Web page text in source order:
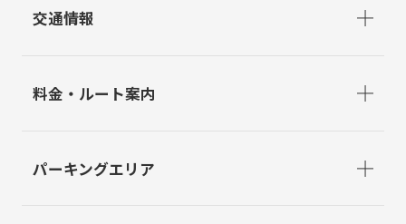
交通情報
料金・ルート案内
パーキングエリア